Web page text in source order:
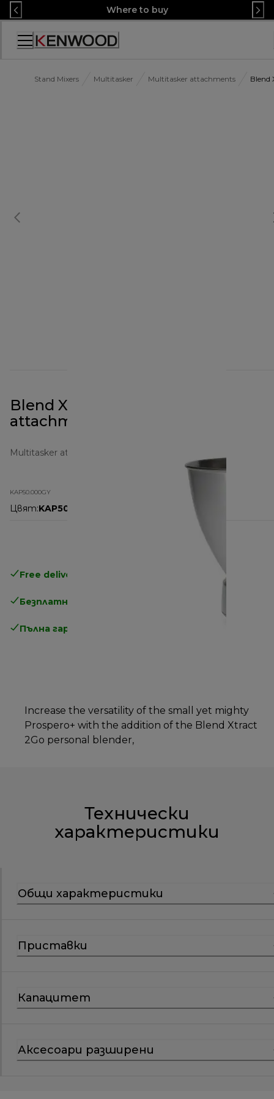
Skip
to
Content
Where to buy
Декларация
достъпност
Stand Mixers Multitasker Multitasker attachments Blend
Blend Xtract 2Go Prospero+
attachment KAP50.000GY
Multitasker attachments
KAP50.000GY
Цвят:KAP50.000GY
Free delivery in 1-3 days
Безплатно връщане
Пълна гаранция от производителя
Increase the versatility of the small yet mighty
Prospero+ with the addition of the Blend Xtract
2Go personal blender,
Технически
характеристики
Общи характеристики
Приставки
Капацитет
Аксесоари разширени